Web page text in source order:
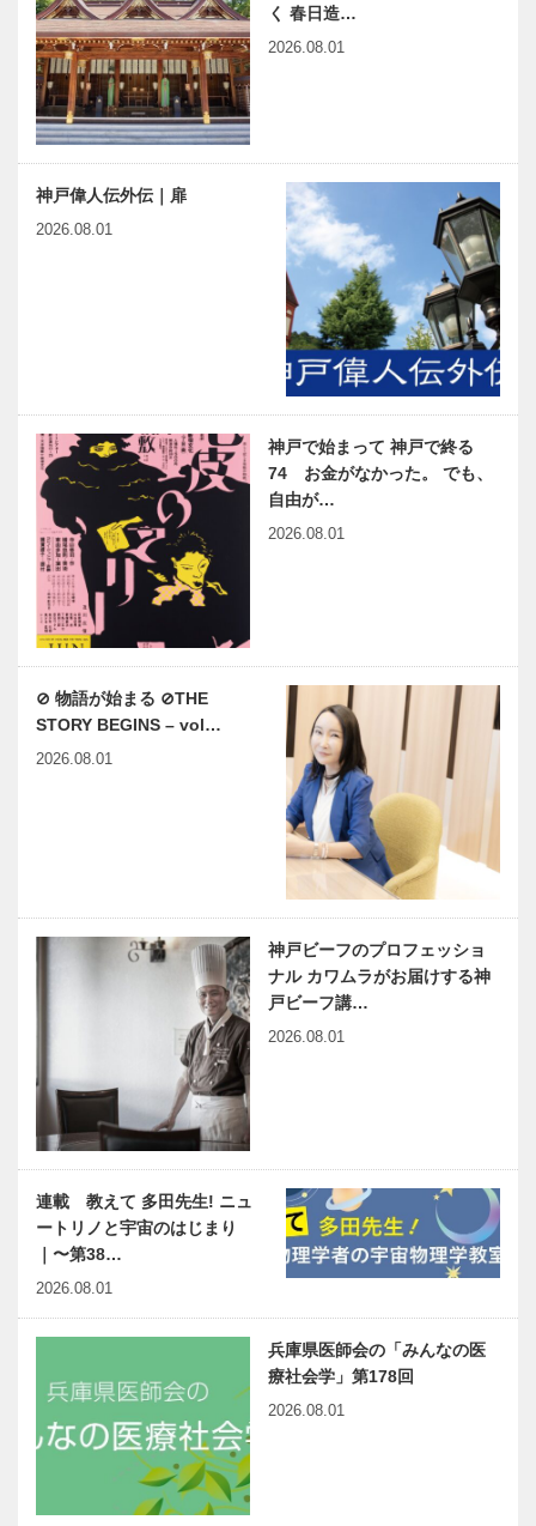
く 春日造…
2026.08.01
神戸偉人伝外伝｜扉
2026.08.01
神戸で始まって 神戸で終る
74 お金がなかった。 でも、
自由が…
2026.08.01
⊘ 物語が始まる ⊘THE
STORY BEGINS – vol…
2026.08.01
神戸ビーフのプロフェッショ
ナル カワムラがお届けする神
戸ビーフ講…
2026.08.01
連載 教えて 多田先生! ニュ
ートリノと宇宙のはじまり
｜〜第38…
2026.08.01
兵庫県医師会の「みんなの医
療社会学」第178回
2026.08.01